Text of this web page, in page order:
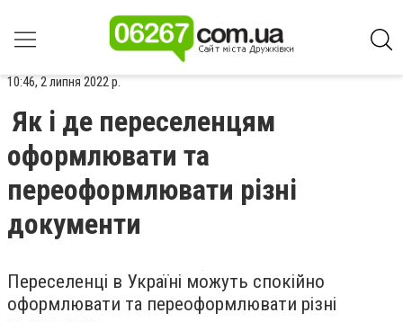
10:46, 2 липня 2022 р.
Як і де переселенцям
оформлювати та
переоформлювати різні
документи
Переселенці в Україні можуть спокійно
оформлювати та переоформлювати різні